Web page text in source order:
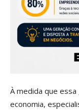
À medida que essa
economia,